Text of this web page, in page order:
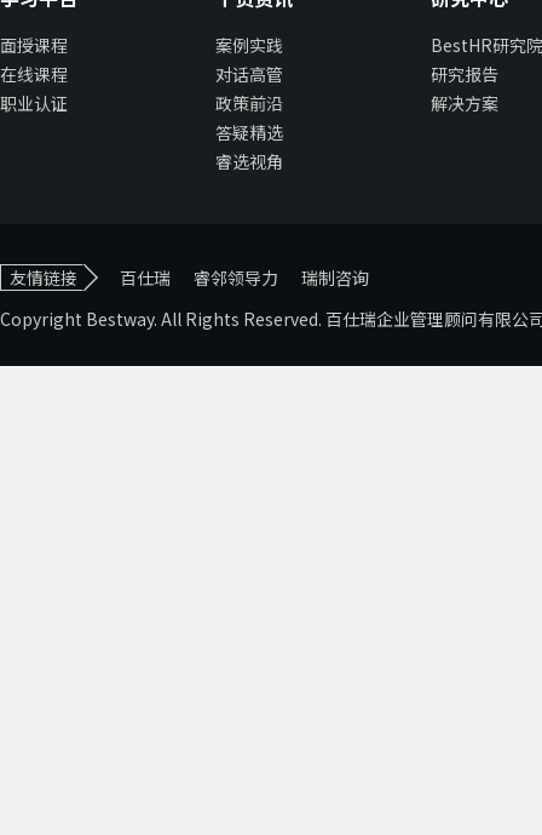
面授课程
在线课程
职业认证
案例实践
对话高管
政策前沿
答疑精选
睿选视角
BestHR研究院
研究报告
解决方案
友情链接 百仕瑞 睿邻领导力
瑞制咨询
Copyright Bestway. All Rights Reserved. 百仕瑞企业管理顾问有限公